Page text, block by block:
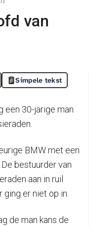
van
Simpele tekst
een 30-jarige man
BMW met een
bestuurder van
aan in ruil
er niet op in.
de man kans de